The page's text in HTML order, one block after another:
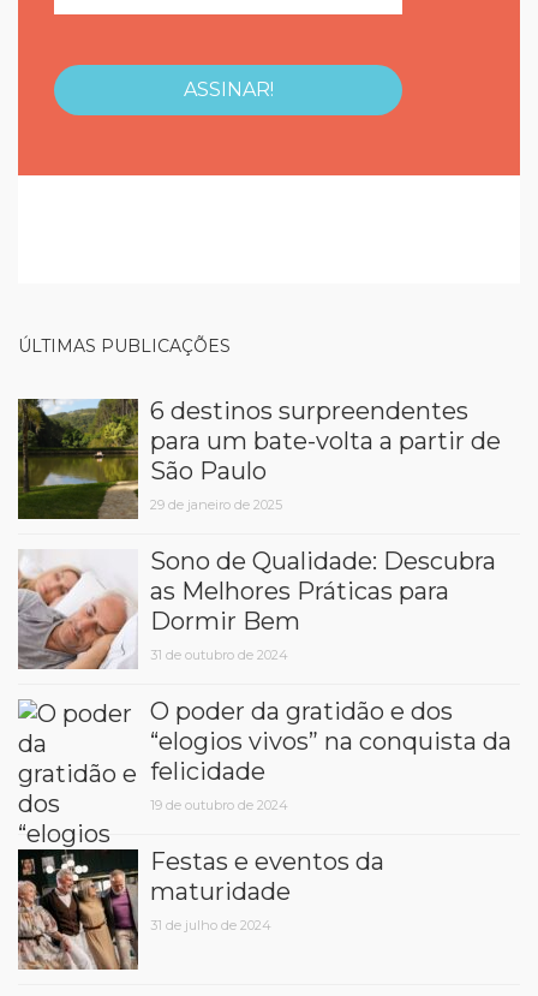
ÚLTIMAS PUBLICAÇÕES
6 destinos surpreendentes
para um bate-volta a partir de
São Paulo
29 de janeiro de 2025
Sono de Qualidade: Descubra
as Melhores Práticas para
Dormir Bem
31 de outubro de 2024
O poder da gratidão e dos
“elogios vivos” na conquista da
felicidade
19 de outubro de 2024
Festas e eventos da
maturidade
31 de julho de 2024